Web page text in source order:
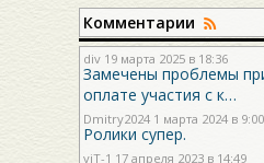
Комментарии
div 19 марта 2025 в 18:36
Замечены проблемы
оплате участия с к…
Dmitry2024 1 марта 2024 в 9:00
Ролики супер.
viT-1 17 апреля 2023 в 14:49